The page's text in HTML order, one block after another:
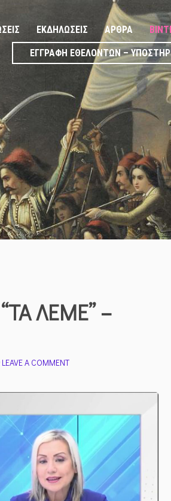
ΕΚΔΗΛΏΣΕΙΣ ΆΡΘΡΑ
ΕΓΓΡΑΦΉ ΕΘΕΛΟΝΤΏΝ –
ΛΕΜΕ” –
LEAVE A COMMENTON
ΕΚΠΟΜΠΉ
ΛΕΜΕ”
–
13/02/2025